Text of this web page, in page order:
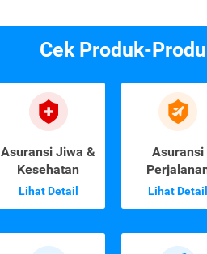
Cek Produk-
Asuransi Jiwa &
Kesehatan
Lihat Detail
Asuransi
Lihat Detail